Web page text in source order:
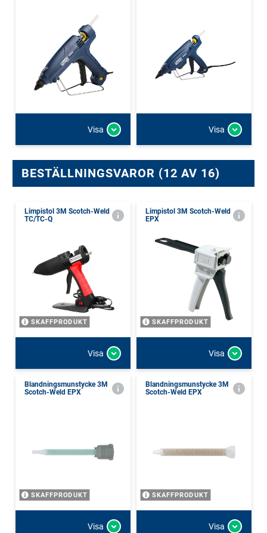
Visa Visa
BESTÄLLNINGSVAROR (12 AV 16)
Limpistol 3M Scotch-Weld
TC/TC-Q
SKAFFPRODUKT
Visa
Limpistol 3M Scotch-Weld
EPX
SKAFFPRODUKT
Visa
Blandningsmunstycke 3M
Scotch-Weld EPX
SKAFFPRODUKT
Visa
Blandningsmunstycke 3M
Scotch-Weld EPX
SKAFFPRODUKT
Visa